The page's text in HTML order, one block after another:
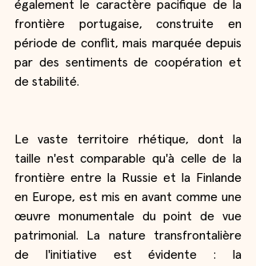
également le caractère pacifique de la
frontière portugaise, construite en
période de conflit, mais marquée depuis
par des sentiments de coopération et
de stabilité.
Le vaste territoire rhétique, dont la
taille n'est comparable qu'à celle de la
frontière entre la Russie et la Finlande
en Europe, est mis en avant comme une
œuvre monumentale du point de vue
patrimonial. La nature transfrontalière
de l'initiative est évidente : la